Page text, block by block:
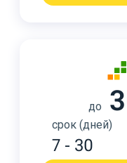
до
срок (дней)
7 - 30